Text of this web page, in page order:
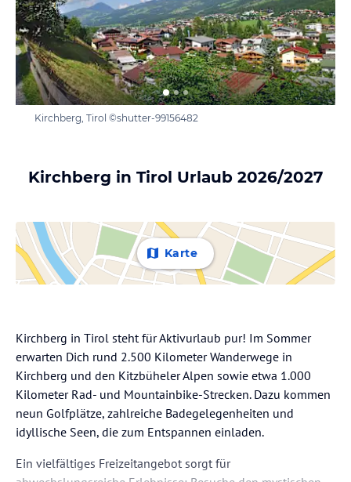
Kirchberg, Tirol ©shutter-99156482
Kirchberg in Tirol Urlaub 2026/2027
Karte
Kirchberg in Tirol steht für Aktivurlaub pur! Im Sommer
erwarten Dich rund 2.500 Kilometer Wanderwege in
Kirchberg und den Kitzbüheler Alpen sowie etwa 1.000
Kilometer Rad- und Mountainbike-Strecken. Dazu kommen
neun Golfplätze, zahlreiche Badegelegenheiten und
idyllische Seen, die zum Entspannen einladen.
Ein vielfältiges Freizeitangebot sorgt für